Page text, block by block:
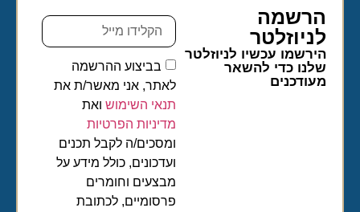
הרשמה
לניוזלטר​
הירשמו עכשיו לניוזלטר
שלנו כדי להשאר
מעודכנים
בביצוע ההרשמה
לאתר, אני מאשר/ת את
תנאי השימושואת
מדיניות הפרטיות
ומסכים/ה לקבל תכנים
ועדכונים, כולל מידע על
מבצעים וחומרים
פרסומיים, לכתובת